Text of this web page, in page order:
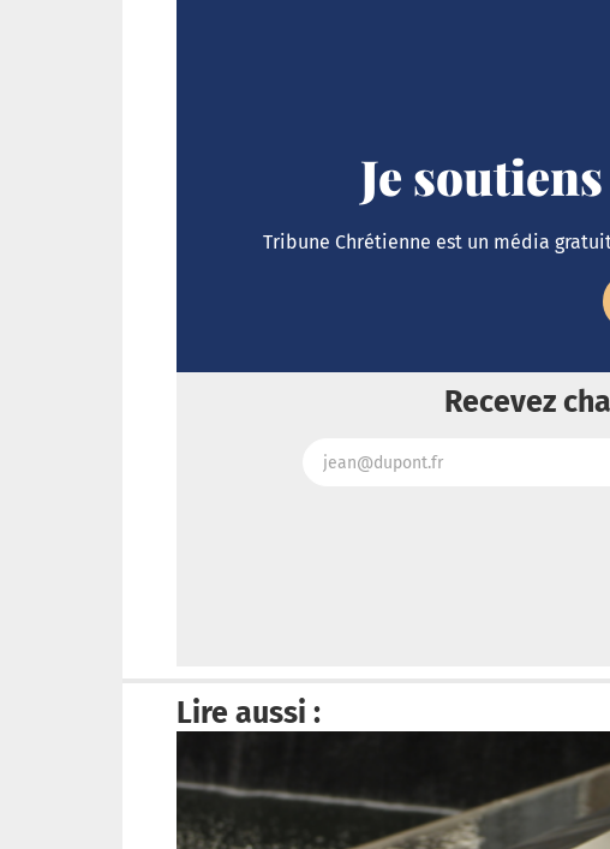
Je
Tribune Chrétienne est un média
Recevez
Lire aussi :